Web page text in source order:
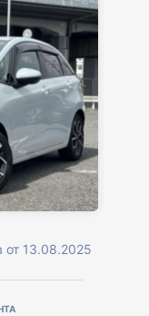
от 13.08.2025